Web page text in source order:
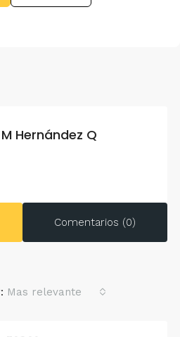
Hernández Q
Comentarios (0)
Mas relevante